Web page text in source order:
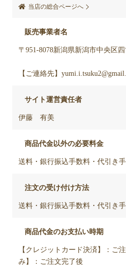
当店の総合ページへ
販売事業者名
〒951-8078新潟県新潟市中央区
【ご連絡先】
サイト運営責任者
伊藤 有美
商品代金以外の必要料金
送料・銀行振込手数料・代引き
注文の受け付け方法
送料・銀行振込手数料・代引き
商品代金のお支払い時期
【クレジットカード決済】：ご
み】：ご注文完了後